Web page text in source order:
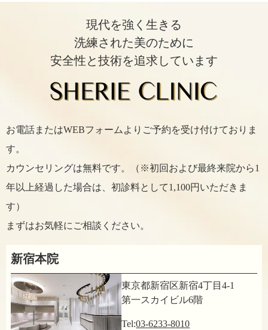
現代を強く生きる
洗練された美のために
安全性と技術を追求しています
お電話またはWEBフォームよりご予約を受け付けておりま
す。
カウンセリングは無料です。（※初回および最終来院から1
年以上経過した場合は、初診料として1,100円いただきま
す）
まずはお気軽にご相談ください。
新宿本院
東京都新宿区新宿4丁目4-1
第一スカイビル6階
Tel:03-6233-8010